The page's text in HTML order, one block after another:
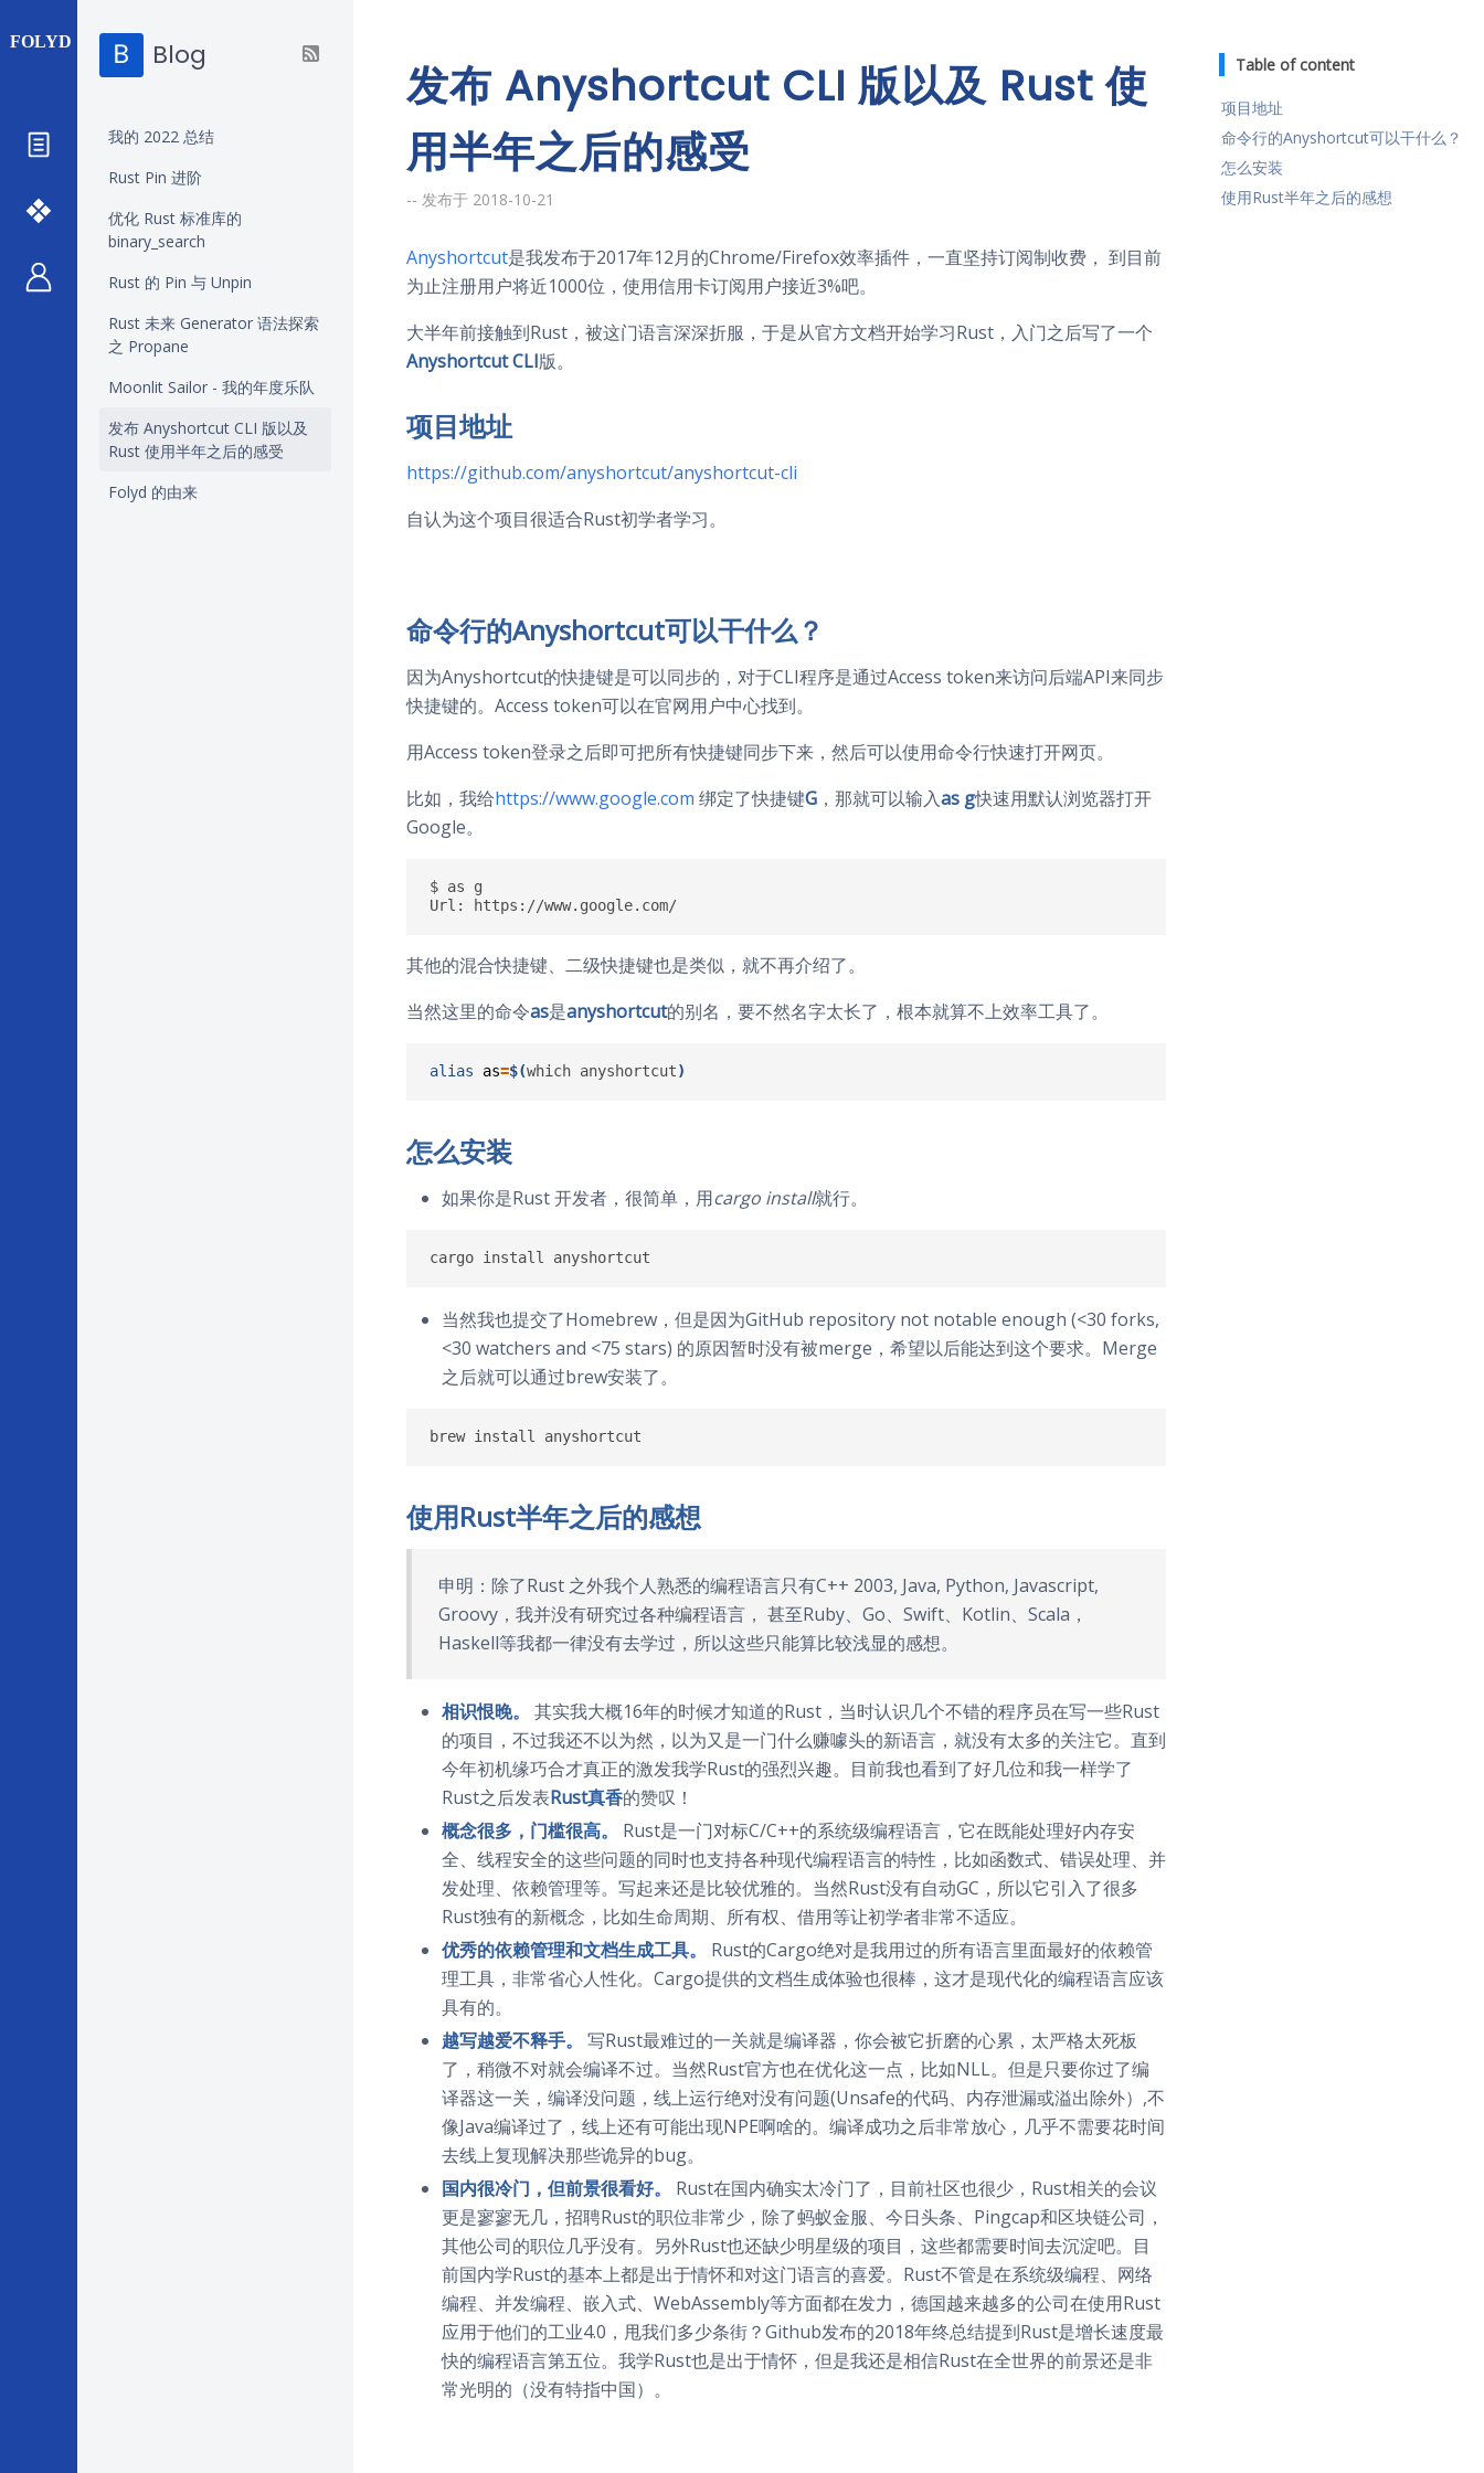
Blog
我的 2022 总结
Rust Pin 进阶
优化 Rust 标准库的
binary_search
Rust 的 Pin 与 Unpin
Rust 未来 Generator 语法探索
之 Propane
Moonlit Sailor - 我的年度乐队
发布 Anyshortcut CLI 版以及
Rust 使用半年之后的感受
Folyd 的由来
发布 Anyshortcut CLI 版以及 Rust 使
用半年之后的感受
-- 发布于 2018-10-21
Anyshortcut是我发布于2017年12月的Chrome/Firefox效率插件，一直坚持订阅制收费， 到目前
为止注册用户将近1000位，使用信用卡订阅用户接近3%吧。
大半年前接触到Rust，被这门语言深深折服，于是从官方文档开始学习Rust，入门之后写了一个
Anyshortcut CLI版。
项目地址
https://github.com/anyshortcut/anyshortcut-cli
自认为这个项目很适合Rust初学者学习。
命令行的Anyshortcut可以干什么？
因为Anyshortcut的快捷键是可以同步的，对于CLI程序是通过Access token来访问后端API来同步
快捷键的。Access token可以在官网用户中心找到。
用Access token登录之后即可把所有快捷键同步下来，然后可以使用命令行快速打开网页。
比如，我给https://www.google.com 绑定了快捷键G ，那就可以输入as g快速用默认浏览器打开
Google。
$ as g
其他的混合快捷键、二级快捷键也是类似，就不再介绍了。
当然这里的命令as是anyshortcut的别名，要不然名字太长了，根本就算不上效率工具了。
alias as=$(which anyshortcut)
怎么安装
如果你是Rust 开发者，很简单，用cargo install就行。
当然我也提交了Homebrew，但是因为GitHub repository not notable enough (<30 forks,
<30 watchers and <75 stars) 的原因暂时没有被merge，希望以后能达到这个要求。Merge
之后就可以通过brew安装了。
使用Rust半年之后的感想
申明：除了Rust 之外我个人熟悉的编程语言只有C++ 2003, Java, Python, Javascript,
Groovy，我并没有研究过各种编程语言， 甚至Ruby、Go、Swift、Kotlin、Scala，
Haskell等我都一律没有去学过，所以这些只能算比较浅显的感想。
相识恨晚。
其实我大概16年的时候才知道的Rust，当时认识几个不错的程序员在写一些Rust
的项目，不过我还不以为然，以为又是一门什么赚噱头的新语言，就没有太多的关注它。直到
今年初机缘巧合才真正的激发我学Rust的强烈兴趣。目前我也看到了好几位和我一样学了
Rust之后发表Rust真香的赞叹！
概念很多，门槛很高。
Rust是一门对标C/C++的系统级编程语言，它在既能处理好内存安
全、线程安全的这些问题的同时也支持各种现代编程语言的特性，比如函数式、错误处理、并
发处理、依赖管理等。写起来还是比较优雅的。当然Rust没有自动GC，所以它引入了很多
Rust独有的新概念，比如生命周期、所有权、借用等让初学者非常不适应。
优秀的依赖管理和文档生成工具。
Rust的Cargo绝对是我用过的所有语言里面最好的依赖管
理工具，非常省心人性化。Cargo提供的文档生成体验也很棒，这才是现代化的编程语言应该
具有的。
越写越爱不释手。
写Rust最难过的一关就是编译器，你会被它折磨的心累，太严格太死板
了，稍微不对就会编译不过。当然Rust官方也在优化这一点，比如NLL。但是只要你过了编
译器这一关，编译没问题，线上运行绝对没有问题(Unsafe的代码、内存泄漏或溢出除外）,不
像Java编译过了，线上还有可能出现NPE啊啥的。编译成功之后非常放心，几乎不需要花时间
去线上复现解决那些诡异的bug。
国内很冷门，但前景很看好。
Rust在国内确实太冷门了，目前社区也很少，Rust相关的会议
更是寥寥无几，招聘Rust的职位非常少，除了蚂蚁金服、今日头条、Pingcap和区块链公司，
其他公司的职位几乎没有。另外Rust也还缺少明星级的项目，这些都需要时间去沉淀吧。目
前国内学Rust的基本上都是出于情怀和对这门语言的喜爱。Rust不管是在系统级编程、网络
编程、并发编程、嵌入式、WebAssembly等方面都在发力，德国越来越多的公司在使用Rust
应用于他们的工业4.0，甩我们多少条街？Github发布的2018年终总结提到Rust是增长速度最
快的编程语言第五位。我学Rust也是出于情怀，但是我还是相信Rust在全世界的前景还是非
常光明的（没有特指中国）。
Table of content
项目地址
命令行的Anyshortcut可以干什么？
怎么安装
使用Rust半年之后的感想